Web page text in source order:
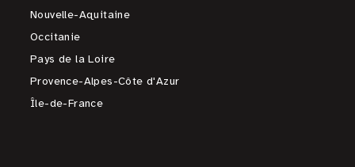
Nouvelle-Aquitaine
Occitanie
Pays de la Loire
Provence-Alpes-Côte d'Azur
Île-de-France